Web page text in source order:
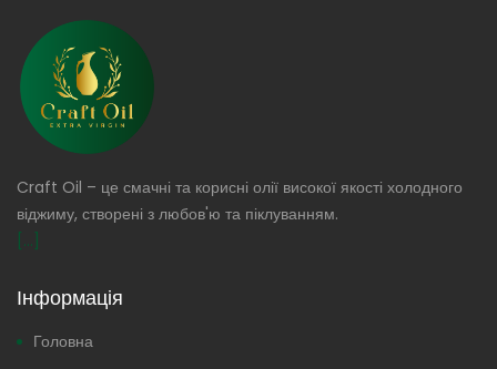
Craft Oil – це смачні та корисні олії високої якості холодного
віджиму, створені з любов'ю та піклуванням.
[...]
Інформація
Головна